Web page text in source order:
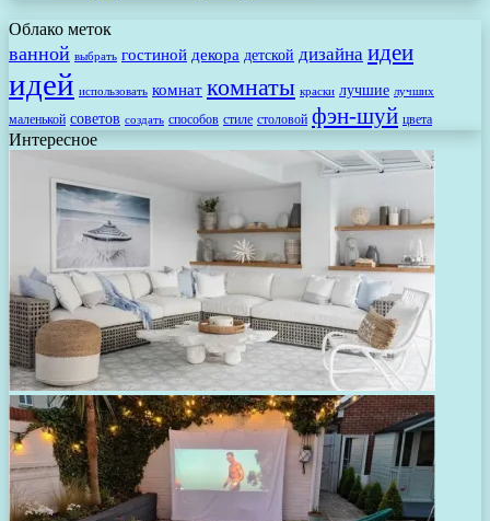
Облако меток
ванной выбрать гостиной декора детской дизайна идеи
идей использовать комнат комнаты краски лучшие лучших
маленькой советов создать способов стиле столовой фэн-шуй цвета
Интересное